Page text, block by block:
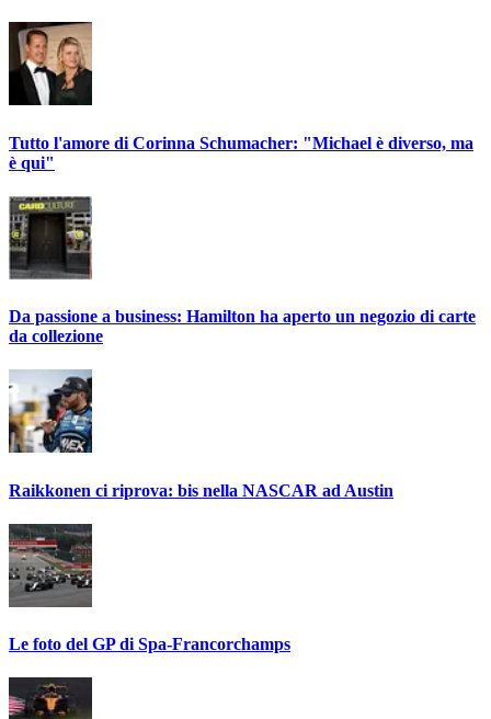
Tutto l'amore di Corinna Schumacher: "Michael è diverso, ma
è qui"
Da passione a business: Hamilton ha aperto un negozio di carte
da collezione
Raikkonen ci riprova: bis nella NASCAR ad Austin
Le foto del GP di Spa-Francorchamps